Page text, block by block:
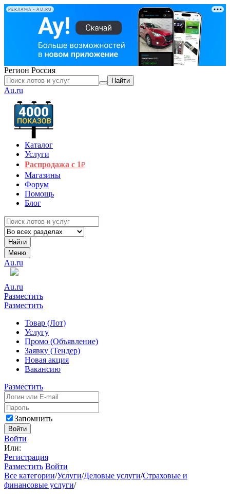
РЕКЛАМА • AU.RU
Регион Россия
Найти
Au.ru
Каталог
Услуги
Распродажа с 1₽
Магазины
Форум
Помощь
Блог
Найти
Меню
Au.ru
Au.ru
Разместить
Разместить
Товар (Лот)
Услугу
Промо (Объявление)
Заявку (Тендер)
Новая акция
Вакансию
Разместить
Запомнить
Войти
Войти
Или:
Регистрация
Разместить Войти
Все категории/Услуги/Деловые услуги/Страховые и
финансовые услуги/